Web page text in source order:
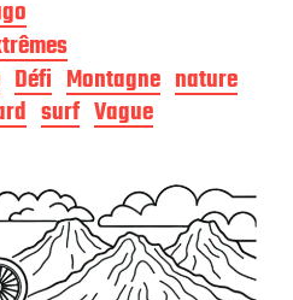
Défi Montagne nature
surf Vague